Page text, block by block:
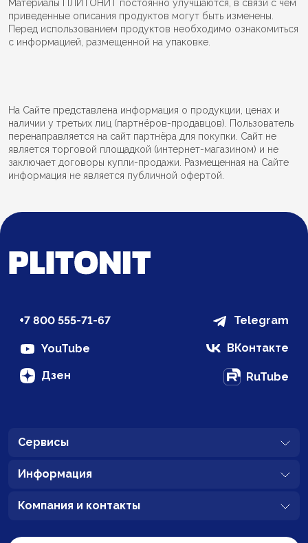
Материалы ПЛИТОНИТ постоянно улучшаются, в связи с чем
приведенные описания продуктов могут быть изменены.
Перед использованием продуктов необходимо ознакомиться
с информацией, размещенной на упаковке.
На Сайте представлена информация о продукции, ценах и
наличии у третьих лиц (партнёров-продавцов). Пользователь
перенаправляется на сайт партнёра для покупки. Сайт не
является торговой площадкой (интернет-магазином) и не
заключает договоры купли-продажи. Размещенная на Сайте
информация не является публичной офертой.
+7 800 555-71-67 Telegram
YouTube ВКонтакте
Дзен RuTube
Сервисы
Информация
Компания и контакты